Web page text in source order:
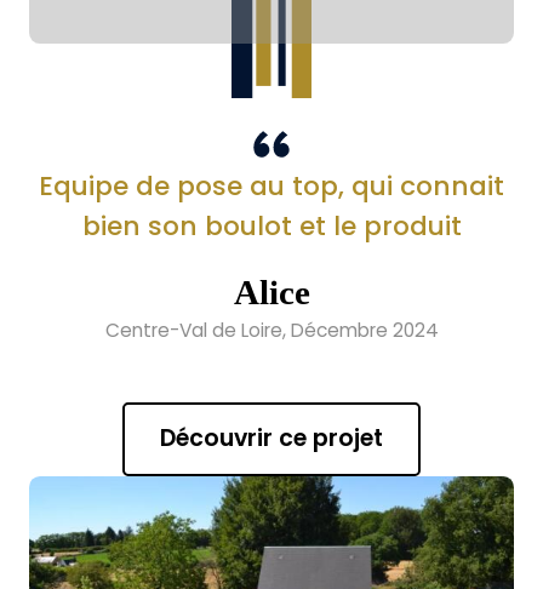
Equipe de pose au top, qui connait
bien son boulot et le produit
Alice
Centre-Val de Loire, Décembre 2024
Découvrir ce projet